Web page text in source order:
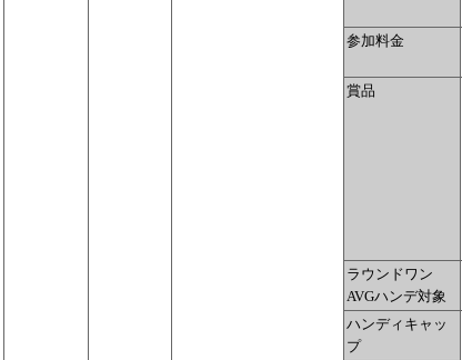
参加料金
賞品
ラウンドワン
AVGハンデ対象
ハンディキャッ
プ